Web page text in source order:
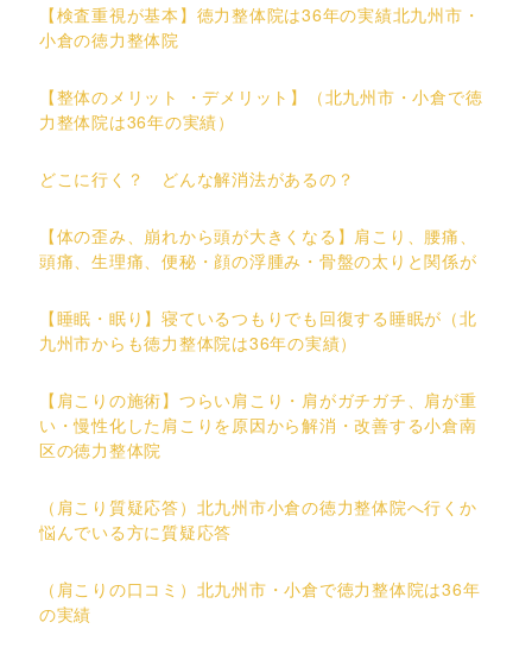
【検査重視が基本】徳力整体院は36年の実績北九州市・
小倉の徳力整体院
【整体のメリット ・デメリット】（北九州市・小倉で徳
力整体院は36年の実績）
どこに行く？ どんな解消法があるの？
【体の歪み、崩れから頭が大きくなる】肩こり、腰痛、
頭痛、生理痛、便秘・顔の浮腫み・骨盤の太りと関係が
【睡眠・眠り】寝ているつもりでも回復する睡眠が（北
九州市からも徳力整体院は36年の実績）
【肩こりの施術】つらい肩こり・肩がガチガチ、肩が重
い・慢性化した肩こりを原因から解消・改善する小倉南
区の徳力整体院
（肩こり質疑応答）北九州市小倉の徳力整体院へ行くか
悩んでいる方に質疑応答
（肩こりの口コミ）北九州市・小倉で徳力整体院は36年
の実績